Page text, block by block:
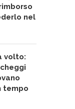
nel
volto:
tempo